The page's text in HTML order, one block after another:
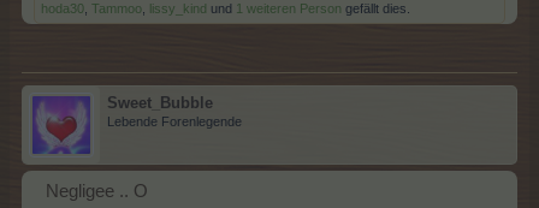
hoda30 Tammoo lissy_kind und 1 weiteren Person gefällt dies.
Sweet_Bubble
Lebende Forenlegende
Negligee .. O